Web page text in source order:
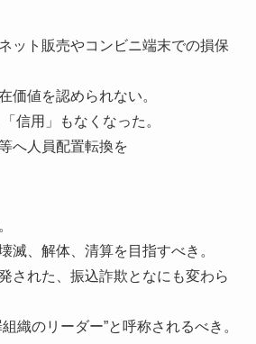
ット販売やコンビニ端末での損保
価値を認められない。
信用」もなくなった。
へ人員配置転換を️
滅、解体、清算を目指すべき。
された、振込詐欺となにも変わら
織のリーダー”と呼称されるべき。